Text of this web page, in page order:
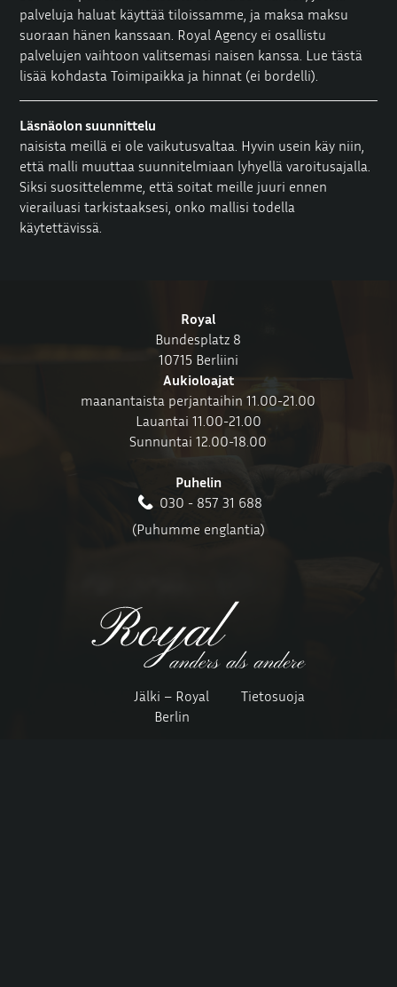
palveluja haluat käyttää tiloissamme, ja maksa maksu
suoraan hänen kanssaan. Royal Agency ei osallistu
palvelujen vaihtoon valitsemasi naisen kanssa. Lue tästä
lisää kohdastaToimipaikka ja hinnat (ei bordelli).
Läsnäolon suunnittelu
naisista meillä ei ole vaikutusvaltaa. Hyvin usein käy niin,
että malli muuttaa suunnitelmiaan lyhyellä varoitusajalla.
Siksi suosittelemme, että soitat meille juuri ennen
vierailuasi tarkistaaksesi, onko mallisi todella
käytettävissä.
Royal
Bundesplatz 8
10715 Berliini
Aukioloajat
maanantaista perjantaihin 11.00-21.00
Lauantai 11.00-21.00
Sunnuntai 12.00-18.00
Puhelin
030 - 857 31 688
(Puhumme englantia)
Jälki – Royal
Berlin
Tietosuoja